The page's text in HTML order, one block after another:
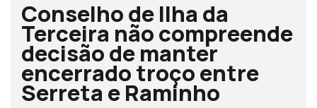
Conselho de Ilha da
Terceira não compreende
decisão de manter
encerrado troço entre
Serreta e Raminho